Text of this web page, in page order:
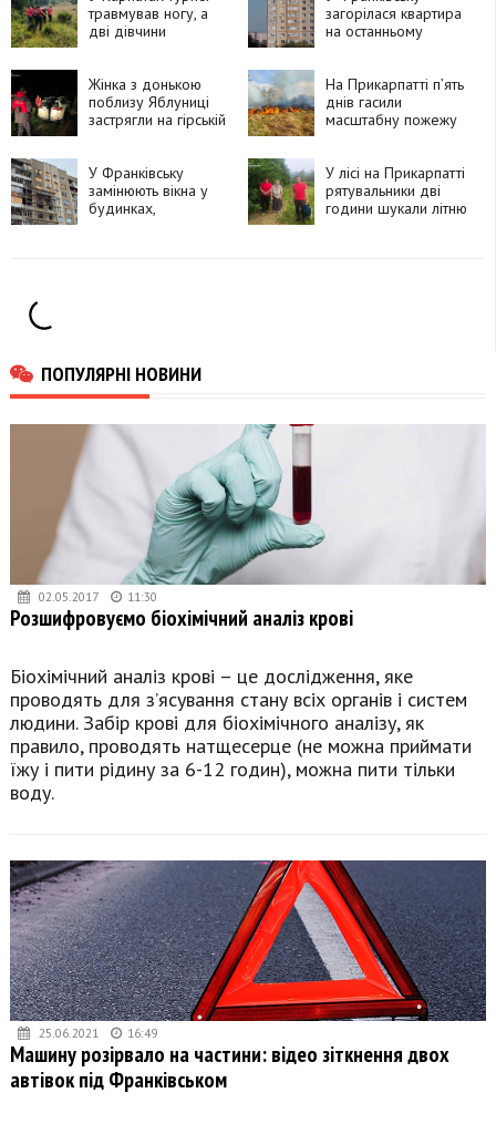
травмував ногу, а
дві дівчини
загорілася квартира
на останньому
Жінка з донькою
поблизу Яблуниці
застрягли на гірській
На Прикарпатті п’ять
днів гасили
масштабну пожежу
У Франківську
замінюють вікна у
будинках,
У лісі на Прикарпатті
рятувальники дві
години шукали літню
ПОПУЛЯРНІ НОВИНИ
02.05.2017 11:30
Розшифровуємо біохімічний аналіз крові
Біохімічний аналіз крові – це дослідження, яке
проводять для з’ясування стану всіх органів і систем
людини. Забір крові для біохімічного аналізу, як
правило, проводять натщесерце (не можна приймати
їжу і пити рідину за 6-12 годин), можна пити тільки
воду.
25.06.2021 16:49
Машину розірвало на частини: відео зіткнення двох
автівок під Франківськом